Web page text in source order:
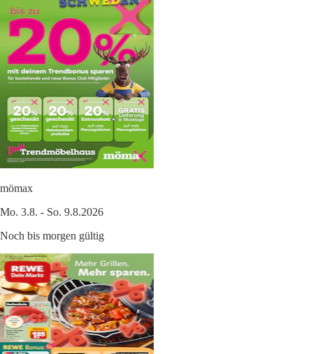
mömax
Mo. 3.8. - So. 9.8.2026
Noch bis morgen gültig